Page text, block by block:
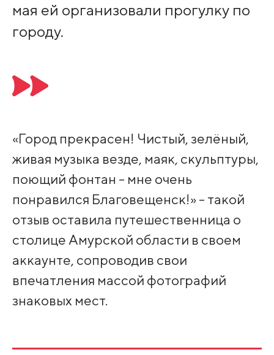
мая ей организовали прогулку по
городу.
«Город прекрасен! Чистый, зелёный,
живая музыка везде, маяк, скульптуры,
поющий фонтан - мне очень
понравился Благовещенск!» - такой
отзыв оставила путешественница о
столице Амурской области в своем
аккаунте, сопроводив свои
впечатления массой фотографий
знаковых мест.